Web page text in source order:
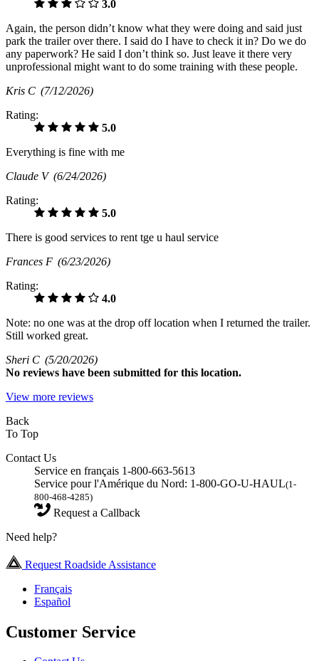
3.0
Again, the person didn’t know what they were doing and said just
park the trailer over there. I said do I have to check it in? Do we do
any paperwork? He said I don’t think so. Just leave it there very
unprofessional might want to do some training with these people.
Kris C (7/12/2026)
Rating:
5.0
Everything is fine with me
Claude V (6/24/2026)
Rating:
5.0
There is good services to rent tge u haul service
Frances F (6/23/2026)
Rating:
4.0
Note: no one was at the drop off location when I returned the trailer.
Still worked great.
Sheri C (5/20/2026)
No reviews have been submitted for this location.
View more reviews
Back
To Top
Contact Us
Service en français 1-800-663-5613
Service pour l'Amérique du Nord: 1-800-GO-U-HAUL(1-
800-468-4285)
Request a Callback
Need help?
Request Roadside Assistance
Français
Español
Customer Service